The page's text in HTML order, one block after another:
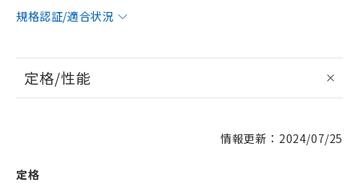
規格認証/適合状況
定格/性能
情報更新：2024/07/25
定格